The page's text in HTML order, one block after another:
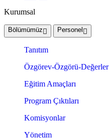
Kurumsal
Bölümümüz Personel
Tanıtım
Özgörev-Özgörü-Değerler
Eğitim Amaçları
Program Çıktıları
Komisyonlar
Yönetim